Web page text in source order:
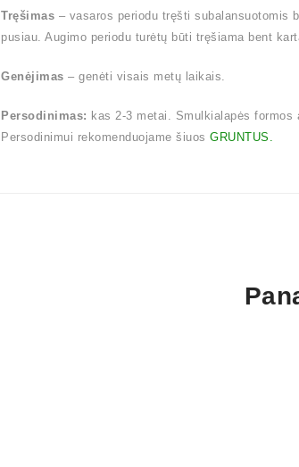
Tręšimas – vasaros periodu tręšti subalansuotomis
pusiau. Augimo periodu turėtų būti tręšiama bent
Genėjimas – genėti visais metų laikais.
Persodinimas: kas 2-3 metai. Smulkialapės
Persodinimui rekomenduojame šiuos GRUNTUS.